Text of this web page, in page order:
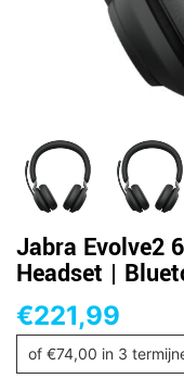
Jabra Evolve2
Headset |
€221,99
of €74,00 in 3